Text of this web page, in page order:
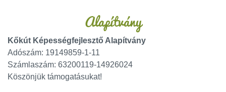
Alapítvány
Kőkút Képességfejlesztő Alapítvány
Adószám: 19149859-1-11
Számlaszám: 63200119-14926024
Köszönjük támogatásukat!